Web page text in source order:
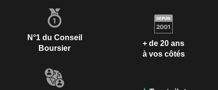
N°1 du Conseil
Boursier
+ de 20 ans
à vos côtés